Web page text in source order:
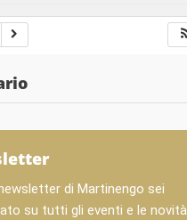
di Martinengo sei
su tutti gli eventi e le novità